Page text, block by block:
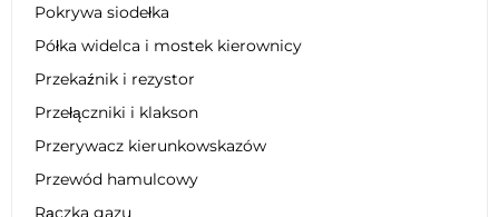
Pokrywa siodełka
Półka widelca i mostek kierownicy
Przekaźnik i rezystor
Przełączniki i klakson
Przerywacz kierunkowskazów
Przewód hamulcowy
Rączka gazu